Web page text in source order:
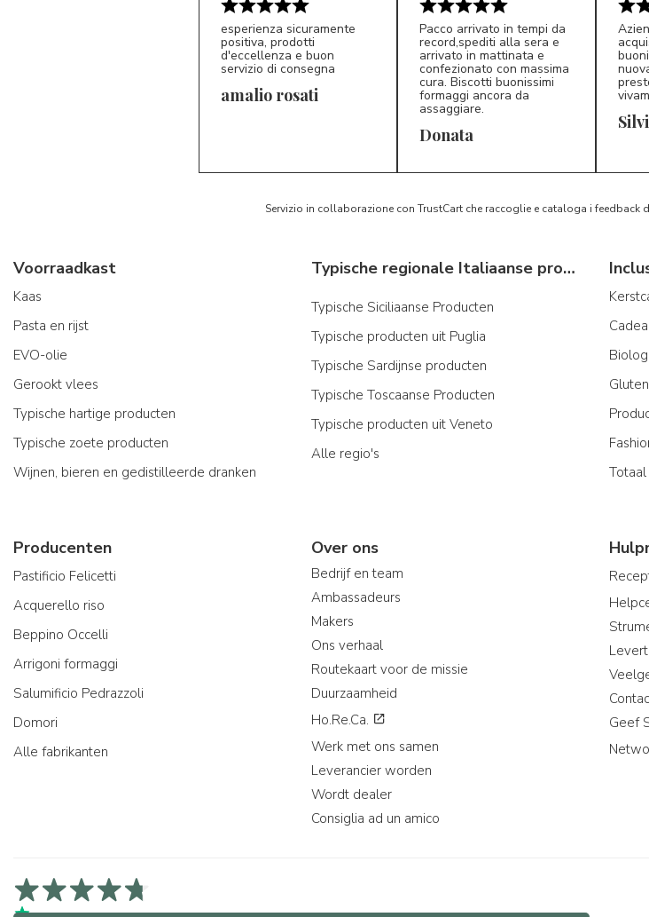
esperienza sicuramente
positiva, prodotti
d'eccellenza e buon
servizio di consegna
amalio rosati
D*
Pacco arrivato in tempi da
record,spediti alla sera e
arrivato in mattinata e
confezionato con massima
cura. Biscotti buonissimi
formaggi ancora da
assaggiare.
Donata S*
Servizio in collaborazione con TrustCart che raccoglie e cataloga i
Voorraadkast
Kaas
Pasta en rijst
EVO-olie
Gerookt vlees
Typische hartige producten
Typische zoete producten
Wijnen, bieren en gedistilleerde dranken
Typische regionale Italiaanse producten
Typische Siciliaanse Producten
Typische producten uit Puglia
Typische Sardijnse producten
Typische Toscaanse Producten
Typische producten uit Veneto
Alle regio's
Producenten
Pastificio Felicetti
Acquerello riso
Beppino Occelli
Arrigoni formaggi
Salumificio Pedrazzoli
Domori
Alle fabrikanten
Over ons
Bedrijf en team
Ambassadeurs
Makers
Ons verhaal
Routekaart voor de missie
Duurzaamheid
Ho.Re.Ca.
Werk met ons samen
Leverancier worden
Wordt dealer
Consiglia ad un amico
Geef